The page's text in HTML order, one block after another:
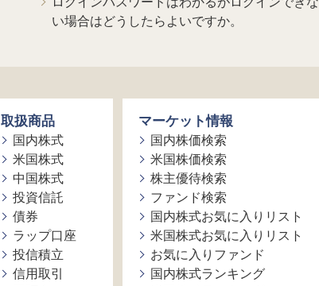
い場合はどうしたらよいですか。
取扱商品
国内株式
米国株式
中国株式
投資信託
債券
ラップ口座
投信積立
信用取引
マーケット情報
国内株価検索
米国株価検索
株主優待検索
ファンド検索
国内株式お気に入りリスト
米国株式お気に入りリスト
お気に入りファンド
国内株式ランキング